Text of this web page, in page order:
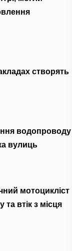
створять
водопроводу
вулиць
мотоцикліст
втік з місця